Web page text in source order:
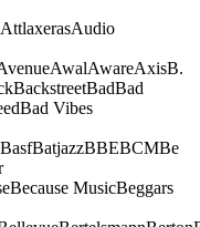
AttlaxerasAudio
AwalAwareAxisB.
BackstreetBadBad
Bad Vibes
BasfBatjazzBBEBCMBe
Because MusicBeggars